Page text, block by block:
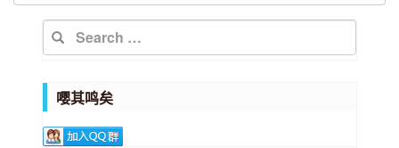
嘤其鸣矣